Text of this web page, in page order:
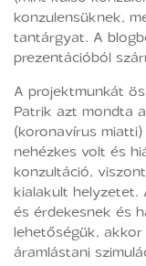
konzulensüknek,
tantárgyat. A
prezentációból
A projektmunkát
Patrik azt mondta
(koronavírus
nehézkes volt és
konzultáció,
kialakult
és érdekesnek és
lehetőségük,
áramlástani